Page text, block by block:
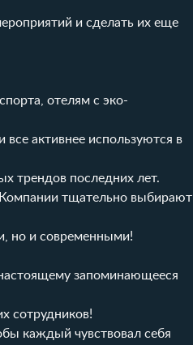
и сделать их еще
отелям с эко-
активнее используются в
трендов последних лет.
тщательно выбирают
но и современными!
запоминающееся
сотрудников!
каждый чувствовал себя